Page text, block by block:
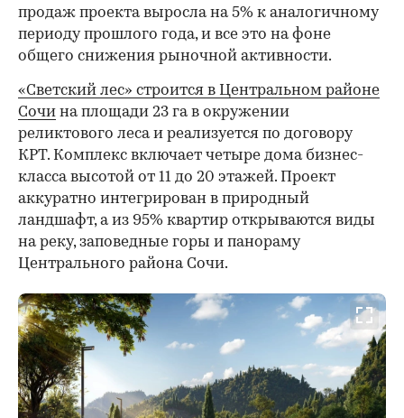
продаж проекта выросла на 5% к аналогичному
периоду прошлого года, и все это на фоне
общего снижения рыночной активности.
«Светский лес» строится в Центральном районе
Сочи на площади 23 га в окружении
реликтового леса и реализуется по договору
КРТ. Комплекс включает четыре дома бизнес-
класса высотой от 11 до 20 этажей. Проект
аккуратно интегрирован в природный
ландшафт, а из 95% квартир открываются виды
на реку, заповедные горы и панораму
Центрального района Сочи.